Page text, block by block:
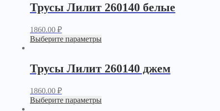
Трусы Лилит 260140 белые
1860.00 ₽
Выберите параметры
Трусы Лилит 260140 джем
1860.00 ₽
Выберите параметры